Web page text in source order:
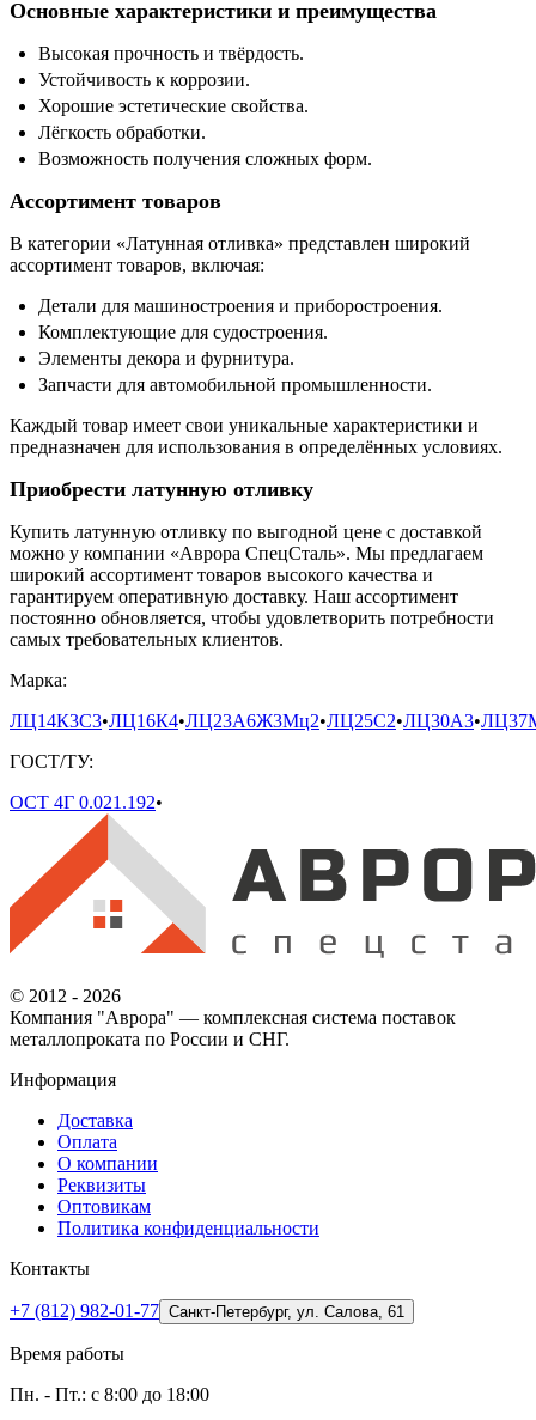
Основные характеристики и преимущества
Высокая прочность и твёрдость.
Устойчивость к коррозии.
Хорошие эстетические свойства.
Лёгкость обработки.
Возможность получения сложных форм.
Ассортимент товаров
В категории «Латунная отливка» представлен широкий
ассортимент товаров, включая:
Детали для машиностроения и приборостроения.
Комплектующие для судостроения.
Элементы декора и фурнитура.
Запчасти для автомобильной промышленности.
Каждый товар имеет свои уникальные характеристики и
предназначен для использования в определённых условиях.
Приобрести латунную отливку
Купить латунную отливку по выгодной цене с доставкой
можно у компании «Аврора СпецСталь». Мы предлагаем
широкий ассортимент товаров высокого качества и
гарантируем оперативную доставку. Наш ассортимент
постоянно обновляется, чтобы удовлетворить потребности
самых требовательных клиентов.
Марка:
ЛЦ14К3С3•ЛЦ16К4•ЛЦ23А6Ж3Мц2•ЛЦ25С2•ЛЦ30А3•
ГОСТ/ТУ:
ОСТ 4Г 0.021.192•
© 2012 - 2026
Компания "Аврора" — комплексная система поставок
металлопроката по России и СНГ.
Информация
Доставка
Оплата
О компании
Реквизиты
Оптовикам
Политика конфиденциальности
Контакты
+7 (812) 982-01-77 Санкт-Петербург, ул. Салова, 61
Время работы
Пн. - Пт.: с 8:00 до 18:00